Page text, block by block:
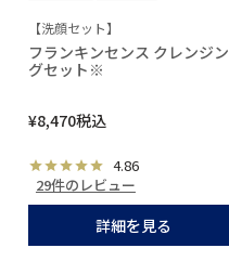
【洗顔セット】
フランキンセンス クレンジン
グセット※
¥8,470税込
4.86
29件のレビュー
詳細を見る